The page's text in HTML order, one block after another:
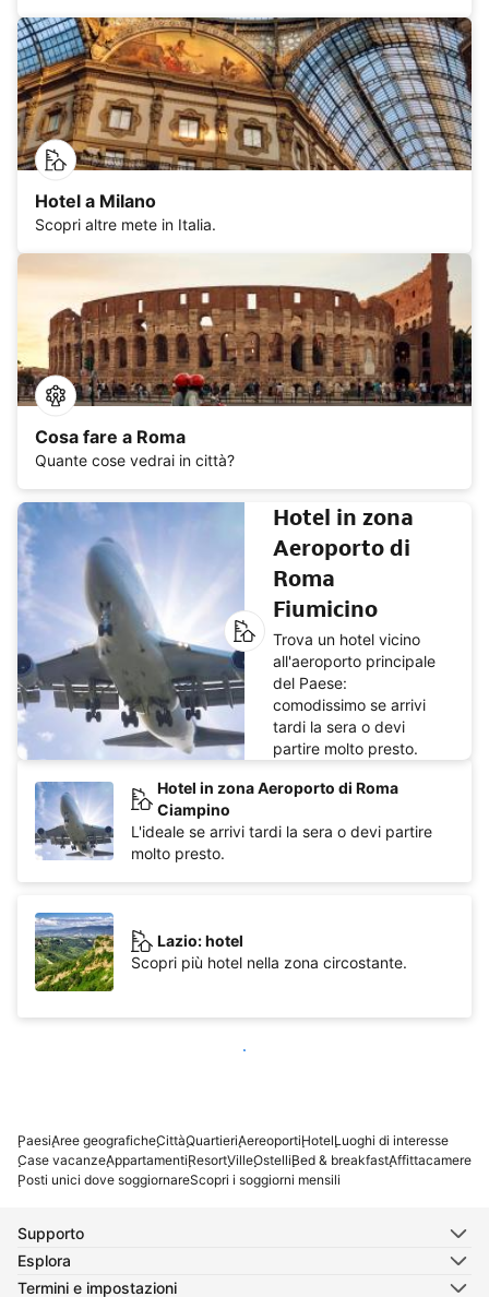
Hotel a Milano
Scopri altre mete in Italia.
Cosa fare a Roma
Quante cose vedrai in città?
Hotel in zona
Aeroporto di
Roma
Fiumicino
Trova un hotel vicino
all'aeroporto principale
del Paese:
comodissimo se arrivi
tardi la sera o devi
partire molto presto.
Hotel in zona Aeroporto di Roma
Ciampino
L'ideale se arrivi tardi la sera o devi partire
molto presto.
Lazio: hotel
Scopri più hotel nella zona circostante.
Vedi di più
PaesiAree geograficheCittàQuartieriAereoportiHotelLuoghi di interesse
Case vacanzeAppartamentiResortVilleOstelliBed & breakfastAffittacamere
Posti unici dove soggiornareScopri i soggiorni mensili
Supporto
Esplora
Termini e impostazioni